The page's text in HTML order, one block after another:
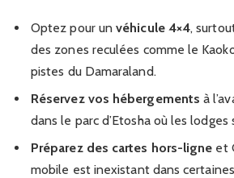
Optez pour unvéhicule 4×4,
des zones reculées comme le
pistes du Damaraland.
Réservez vos hébergements à
dans le parc d’Etosha où les
Préparez des cartes hors-ligne et
mobile est inexistant dans